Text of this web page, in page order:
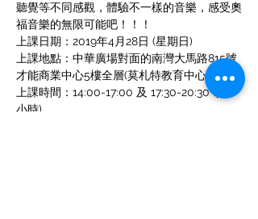
聽覺等不同感觀，體驗不一樣的音樂，感受奧
福音樂的無限可能吧！！！
上課日期：2019年4月28日 (星期日)
上課地點：中華廣場對面的南灣大馬路815號
才能商業中心5樓全層(莫札特教育中心)
上課時間：14:00-17:00 及 17:30-20:30 (共6
小時)